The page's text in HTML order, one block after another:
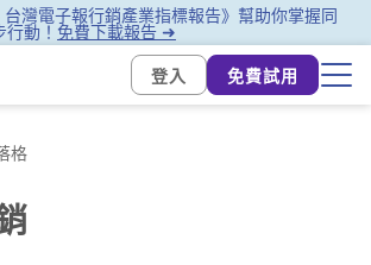
灣電子報行銷產業指標報告》幫助你掌握同
動！免費下載報告 ➜
登入
免費試用
格